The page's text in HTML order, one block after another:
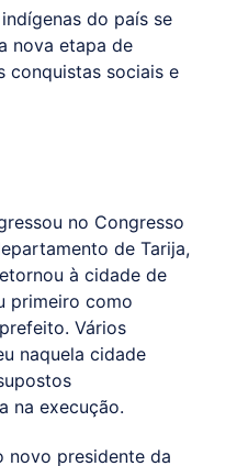
do país se
nova etapa de
conquistas sociais e
no Congresso
de Tarija,
à cidade de
primeiro como
Vários
naquela cidade
na execução.
novo presidente da